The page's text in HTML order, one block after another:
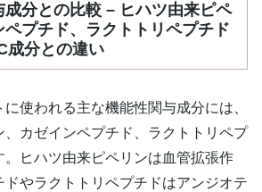
分との比較 – ヒハツ由来ピペ
ペプチド、ラクトトリペプチド
成分との違い
使われる主な機能性関与成分には、
、カゼインペプチド、ラクトトリペプ
。ヒハツ由来ピペリンは血管拡張作
ドやラクトトリペプチドはアンジオテ